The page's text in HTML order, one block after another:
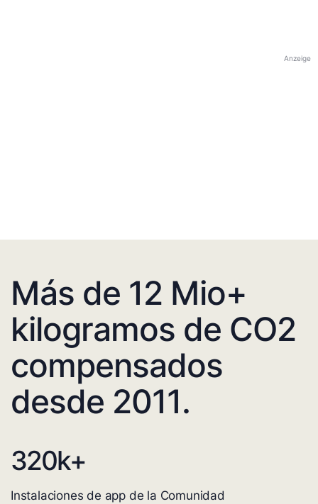
Anzeige
Más de 12 Mio+
kilogramos de CO2
compensados
desde 2011.
320k+
Instalaciones de app de la Comunidad